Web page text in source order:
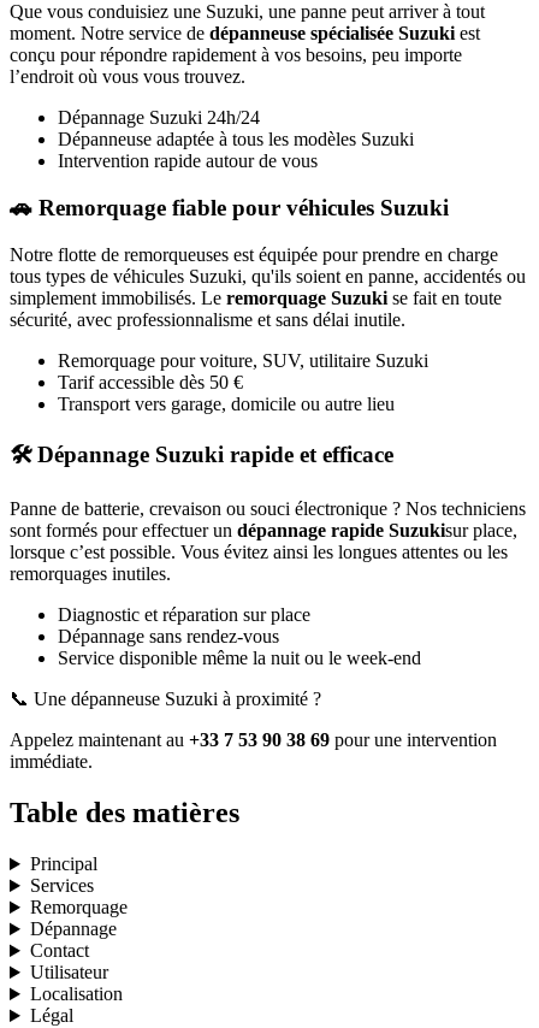
Que vous conduisiez une Suzuki, une panne peut arriver à tout
moment. Notre service de dépanneuse spécialisée Suzukiest
conçu pour répondre rapidement à vos besoins, peu importe
l’endroit où vous vous trouvez.
Dépannage Suzuki 24h/24
Dépanneuse adaptée à tous les modèles Suzuki
Intervention rapide autour de vous
🚗 Remorquage fiable pour véhicules Suzuki
Notre flotte de remorqueuses est équipée pour prendre en charge
tous types de véhicules Suzuki, qu'ils soient en panne, accidentés ou
simplement immobilisés. Le remorquage Suzuki se fait en toute
sécurité, avec professionnalisme et sans délai inutile.
Remorquage pour voiture, SUV, utilitaire Suzuki
Tarif accessible dès 50 €
Transport vers garage, domicile ou autre lieu
🛠️ Dépannage Suzuki rapide et efficace
Panne de batterie, crevaison ou souci électronique ? Nos techniciens
sont formés pour effectuer un dépannage rapide Suzukisur place,
lorsque c’est possible. Vous évitez ainsi les longues attentes ou les
remorquages inutiles.
Diagnostic et réparation sur place
Dépannage sans rendez-vous
Service disponible même la nuit ou le week-end
📞 Une dépanneuse Suzuki à proximité ?
Appelez maintenant au +33 7 53 90 38 69 pour une intervention
immédiate.
Table des matières
Principal
Services
Remorquage
Dépannage
Contact
Utilisateur
Localisation
Légal